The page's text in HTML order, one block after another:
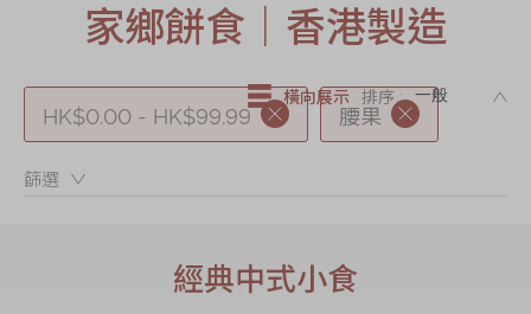
節日時令食品
茗茶系列
奇華迪士尼禮盒
奇華LINE
產品價目表
家鄉餅食｜香港製造
HK$0.00 - HK$99.99 腰果
篩選：
橫向展示 排序 :
經典中式小食